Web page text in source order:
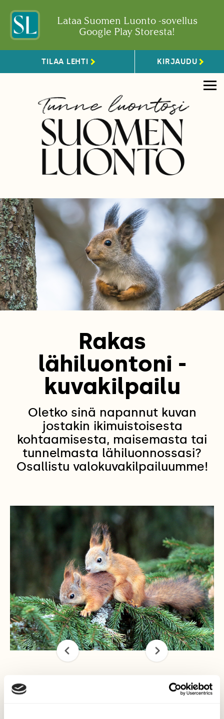
Lataa Suomen Luonto -sovellus
Google Play Storesta!
TILAA LEHTI KIRJAUDU
Rakas
lähiluontoni -
kuvakilpailu
Oletko sinä napannut kuvan
jostakin ikimuistoisesta
kohtaamisesta, maisemasta tai
tunnelmasta lähiluonnossasi?
Osallistu valokuvakilpailuumme!
Nuorta lempeä